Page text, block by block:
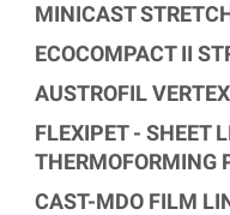
MINICAST
ECOCOMPACT II
AUSTROFIL
FLEXIPET - SHEET
THERMOFORMING
CAST-MDO FILM